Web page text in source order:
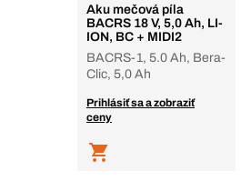
Aku mečová píla
BACRS 18 V, 5,0 Ah, LI-
ION, BC + MIDI2
BACRS-1, 5.0 Ah, Bera-
Clic, 5,0 Ah
Prihlásiť sa a zobraziť
ceny